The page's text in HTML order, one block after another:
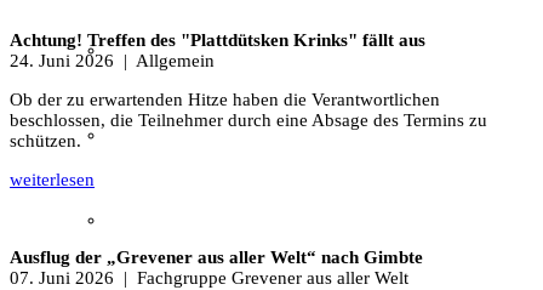
Besichtigung & Führungen
Achtung! Treffen des "Plattdütsken Krinks" fällt aus
24. Juni 2026 | Allgemein
Ob der zu erwartenden Hitze haben die Verantwortlichen
beschlossen, die Teilnehmer durch eine Absage des Termins zu
schützen.
weiterlesen
Ausflug der „Grevener aus aller Welt“ nach Gimbte
07. Juni 2026 | Fachgruppe Grevener aus aller Welt